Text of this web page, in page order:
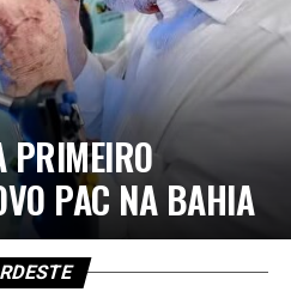
PRIMEIRO
PAC NA BAHIA